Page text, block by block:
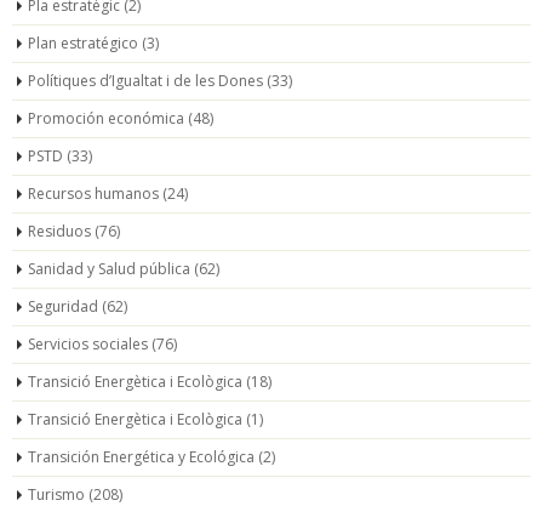
Pla estratègic (2)
Plan estratégico (3)
Polítiques d’Igualtat i de les Dones (33)
Promoción económica (48)
PSTD (33)
Recursos humanos (24)
Residuos (76)
Sanidad y Salud pública (62)
Seguridad (62)
Servicios sociales (76)
Transició Energètica i Ecològica (18)
Transició Energètica i Ecològica (1)
Transición Energética y Ecológica (2)
Turismo (208)